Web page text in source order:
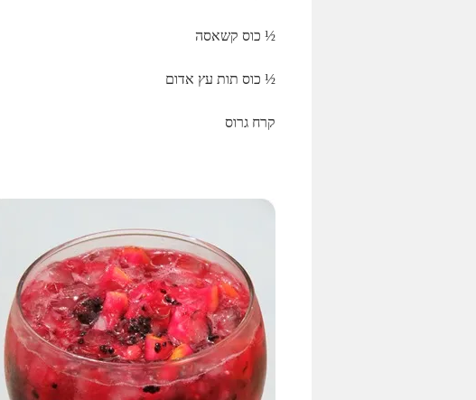
½ כוס קשאסה
½ כוס תות עץ אדום
קרח גרוס